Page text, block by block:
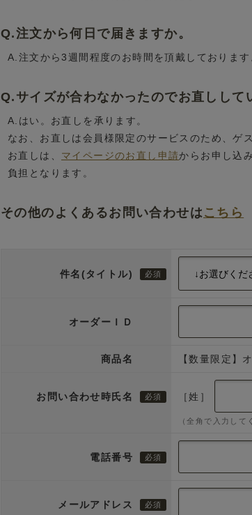
Q.注文から何日で届きますか。
A.注文から3週間程度のお時間を頂戴しております
Q.サイズが合わなかったのでお直しして
A.はい。お直しを承ります。
なお、お直しは会員様限定のサービスのため、ゲ
お直しは、 マイページのお直し申請からお申し込
負担となります。
その他のよくあるお問い合わせは こちら
件名(タイトル)
オーダーＩＤ
商品名 【数量限定
お問い合わせ時氏名 ［姓］
（全角で入力して
電話番号
メールアドレス